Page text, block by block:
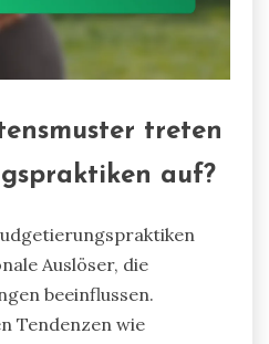
treten
auf?
Auslöser, die
beeinflussen.
Tendenzen wie